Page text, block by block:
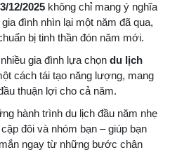
12/2025 không chỉ mang ý nghĩa
đình nhìn lại một năm đã qua,
bị tinh thần đón năm mới.
gia đình lựa chọn du lịch
cách tái tạo năng lượng, mang
thuận lợi cho cả năm.
hành trình du lịch đầu năm nhẹ
đôi và nhóm bạn – giúp bạn
ngay từ những bước chân